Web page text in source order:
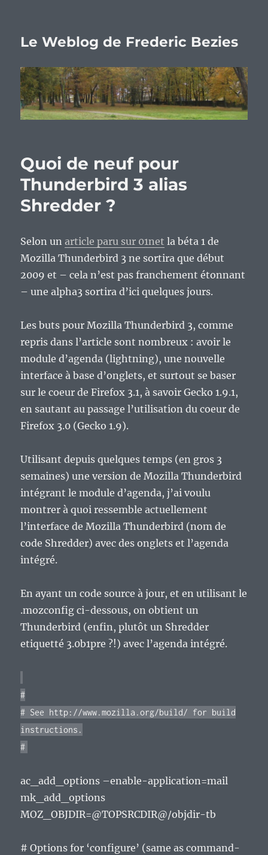
Le Weblog de Frederic Bezies
Quoi de neuf pour
Thunderbird 3 alias
Shredder ?
Selon unarticle paru sur 01net la béta 1 de
Mozilla Thunderbird 3 ne sortira que début
2009 et – cela n’est pas franchement étonnant
– une alpha3 sortira d’ici quelques jours.
Les buts pour Mozilla Thunderbird 3, comme
repris dans l’article sont nombreux : avoir le
module d’agenda (lightning), une nouvelle
interface à base d’onglets, et surtout se baser
sur le coeur de Firefox 3.1, à savoir Gecko 1.9.1,
en sautant au passage l’utilisation du coeur de
Firefox 3.0 (Gecko 1.9).
Utilisant depuis quelques temps (en gros 3
semaines) une version de Mozilla Thunderbird
intégrant le module d’agenda, j’ai voulu
montrer à quoi ressemble actuellement
l’interface de Mozilla Thunderbird (nom de
code Shredder) avec des onglets et l’agenda
intégré.
En ayant un code source à jour, et en utilisant le
.mozconfig ci-dessous, on obtient un
Thunderbird (enfin, plutôt un Shredder
etiquetté 3.0b1pre ?!) avec l’agenda intégré.
#
# See http://www.mozilla.org/build/ for build
instructions.
#
ac_add_options –enable-application=mail
mk_add_options
MOZ_OBJDIR=@TOPSRCDIR@/objdir-tb
# Options for ‘configure’ (same as command-